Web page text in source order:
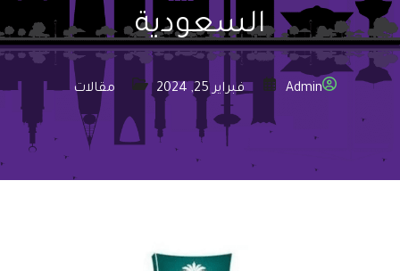
السعودية
Admin فبراير 25, 2024 مقالات